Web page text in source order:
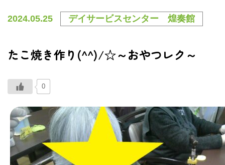
2024.05.25 デイサービスセンター 煌奏館
たこ焼き作り(^^)/☆～おやつレク～
0